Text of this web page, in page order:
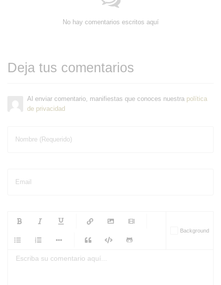
No hay comentarios escritos aquí
Deja tus comentarios
Al enviar comentario, manifiestas que conoces nuestra política
de privacidad
Nombre (Requerido)
Email
-
-
Background